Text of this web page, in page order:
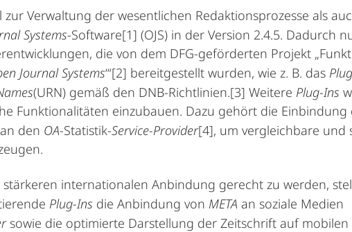
Verwaltung der wesentlichen Redaktionsprozesse als
Systems-Software[1] (OJS) in der Version 2.4.5. Dadurch
die von dem DFG-geförderten Projekt
Journal Systems‘“[2] bereitgestellt wurden, wie z. B. das
(URN) gemäß den DNB-Richtlinien.[3] Weitere Plug-Ins
Funktionalitäten einzubauen. Dazu gehört die Einbindung
den OA-Statistik-Service-Provider[4], um vergleichbare und
internationalen Anbindung gerecht zu werden,
Plug-Ins die Anbindung von META an soziale Medien
sowie die optimierte Darstellung der Zeitschrift auf